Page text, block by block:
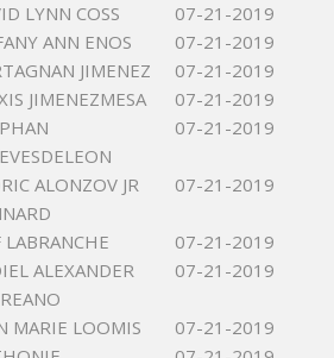
LYNN COSS
07-21-2019
ANN ENOS
07-21-2019
JIMENEZ
07-21-2019
JIMENEZMESA
07-21-2019
07-21-2019
ALONZOV JR
07-21-2019
LABRANCHE
07-21-2019
ALEXANDER
07-21-2019
MARIE LOOMIS
07-21-2019